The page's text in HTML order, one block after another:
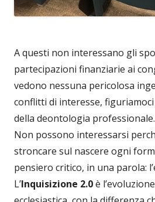
A questi non interessano gli
partecipazioni finanziarie ai
vedono nessuna pericolosa
conflitti di interesse, figuriamoci
della deontologia professionale.
Non possono interessarsi
stroncare sul nascere ogni
pensiero critico, in una parola:
L’Inquisizione 2.0è